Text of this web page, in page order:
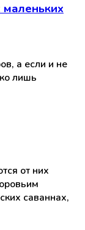
а если и не
лишь
от них
саваннах,